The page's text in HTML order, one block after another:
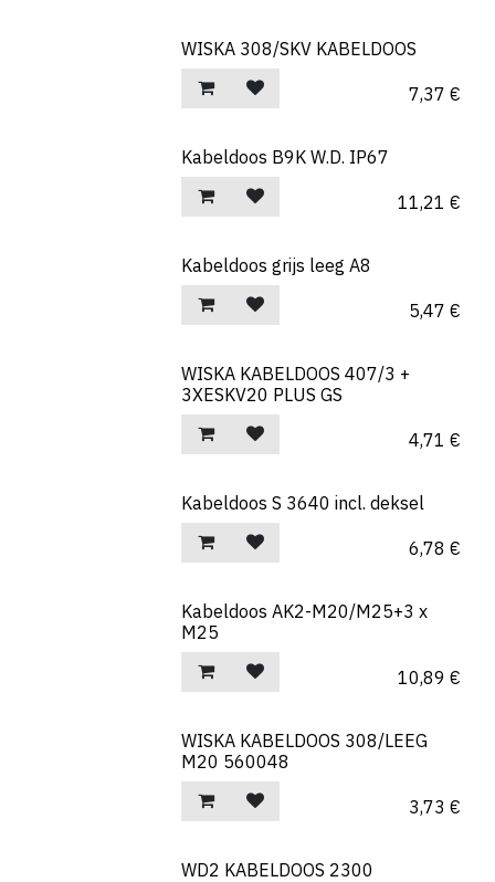
WISKA 308/SKV KABELDOOS
7,37 €
Kabeldoos B9K W.D. IP67
11,21 €
Kabeldoos grijs leeg A8
5,47 €
WISKA KABELDOOS 407/3 +
3XESKV20 PLUS GS
4,71 €
Kabeldoos S 3640 incl. deksel
6,78 €
Kabeldoos AK2-M20/M25+3 x
M25
10,89 €
WISKA KABELDOOS 308/LEEG
M20 560048
3,73 €
WD2 KABELDOOS 2300